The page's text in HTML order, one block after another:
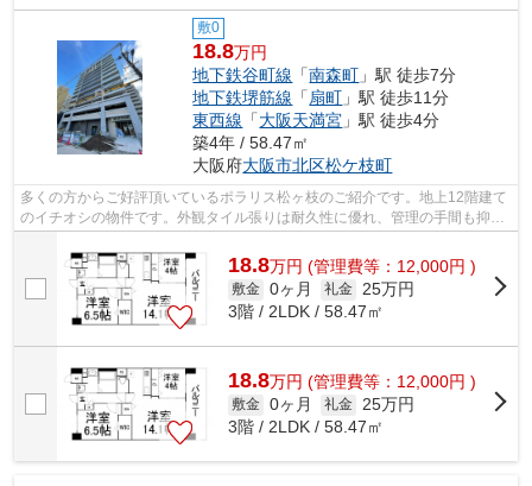
敷0
18.8万円
地下鉄谷町線 「南森町 」駅 徒歩7分
地下鉄堺筋線 「 扇町 」駅 徒歩11分
東西線 「大阪天満宮 」駅 徒歩4分
築4年 / 58.47㎡
大阪府大阪市北区松ケ枝町
多くの方からご好評頂いているポラリス松ヶ枝のご紹介です。地上12階建て
のイチオシの物件です。外観タイル張りは耐久性に優れ、管理の手間も抑え
18.8万円 (管理費等：12,000円 )
敷金 0ヶ月 礼金 25万円
3階 / 2LDK / 58.47㎡
18.8万円 (管理費等：12,000円 )
敷金 0ヶ月 礼金 25万円
3階 / 2LDK / 58.47㎡